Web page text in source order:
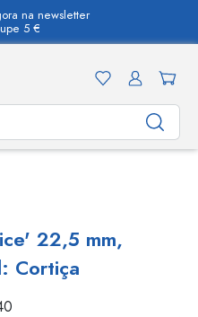
na newsletter
5 €
22,5 mm,
Cortiça